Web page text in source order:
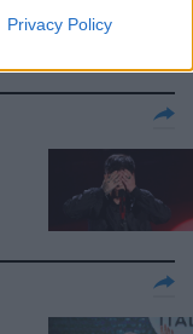
Privacy Policy